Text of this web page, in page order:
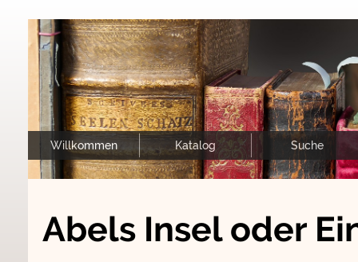
Willkommen Katalog Suche
Abels Insel oder